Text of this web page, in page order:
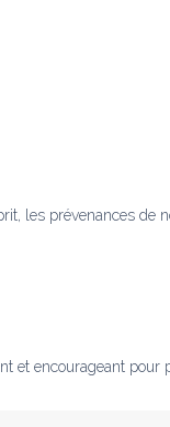
les prévenances de
et encourageant